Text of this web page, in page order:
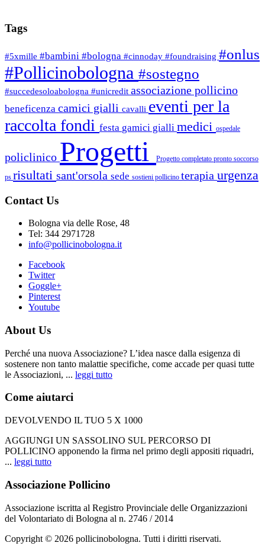
Tags
#5xmille #bambini #bologna #cinnoday #foundraising #onlus
#Pollicinobologna #sostegno
#succedesoloabologna #unicredit associazione pollicino
beneficenza camici gialli cavalli eventi per la
raccolta fondi festa gamici gialli medici ospedale
policlinico Progetti Progetto completato pronto soccorso
ps risultati sant'orsola sede sostieni pollicino terapia urgenza
Contact Us
Bologna via delle Rose, 48
Tel: 344 2971728
info@pollicinobologna.it
Facebook
Twitter
Goggle+
Pinterest
Youtube
About Us
Perché una nuova Associazione? L’idea nasce dalla esigenza di
sostenere non tanto malattie specifiche, come accade per quasi tutte
le Associazioni, ... leggi tutto
Come aiutarci
DEVOLVENDO IL TUO 5 X 1000
AGGIUNGI UN SASSOLINO SUL PERCORSO DI
POLLICINO apponendo la firma nel primo degli appositi riquadri,
... leggi tutto
Associazione Pollicino
Associazione iscritta al Registro Provinciale delle Organizzazioni
del Volontariato di Bologna al n. 2746 / 2014
Copyright © 2026 pollicinobologna. Tutti i diritti riservati.